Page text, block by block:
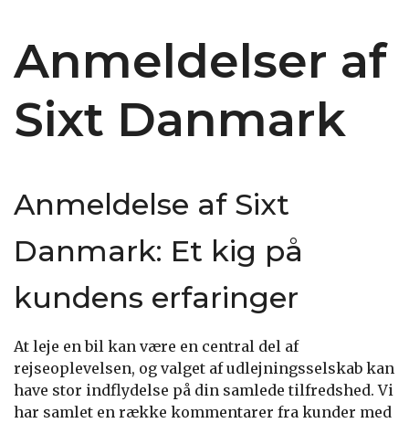
Anmeldelser af
Sixt Danmark
Anmeldelse af Sixt
Danmark: Et kig på
kundens erfaringer
At leje en bil kan være en central del af
rejseoplevelsen, og valget af udlejningsselskab kan
have stor indflydelse på din samlede tilfredshed. Vi
har samlet en række kommentarer fra kunder med